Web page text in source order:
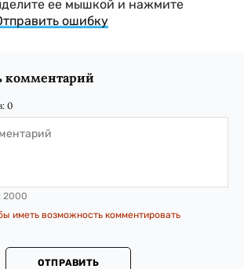
ее мышкой и нажмите
ошибку
комментарий
0
2000
иметь возможность комментировать
ОТПРАВИТЬ